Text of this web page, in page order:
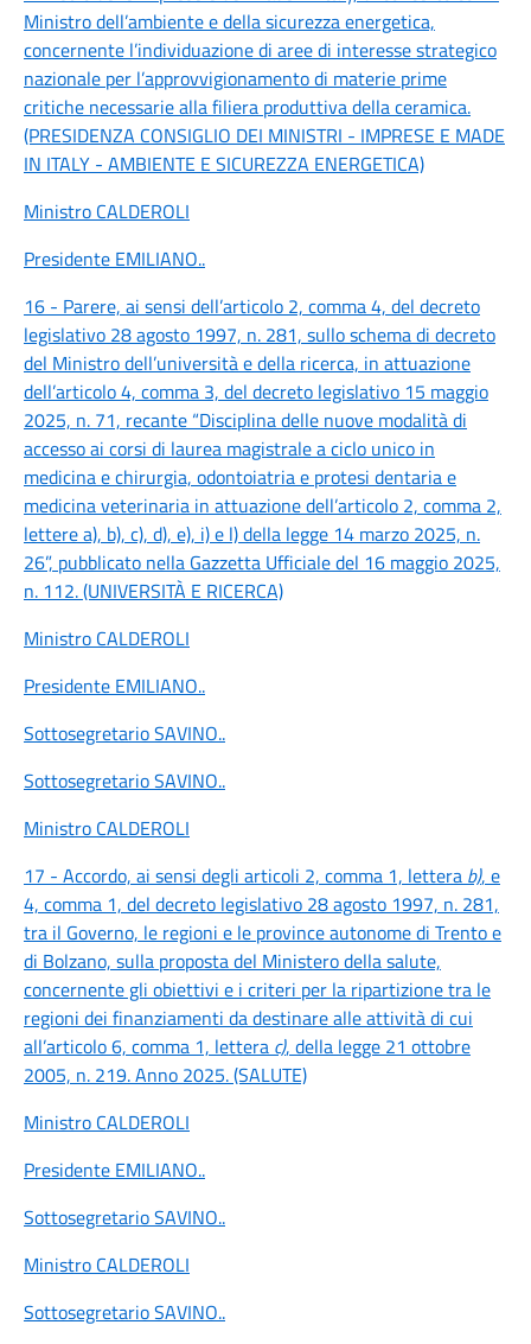
Ministro dell’ambiente e della sicurezza energetica,
concernente l’individuazione di aree di interesse strategico
nazionale per l’approvvigionamento di materie prime
critiche necessarie alla filiera produttiva della ceramica.
(PRESIDENZA CONSIGLIO DEI MINISTRI - IMPRESE E MADE
IN ITALY - AMBIENTE E SICUREZZA ENERGETICA)
Ministro CALDEROLI
Presidente EMILIANO..
16 - Parere, ai sensi dell’articolo 2, comma 4, del decreto
legislativo 28 agosto 1997, n. 281, sullo schema di decreto
del Ministro dell’università e della ricerca, in attuazione
dell’articolo 4, comma 3, del decreto legislativo 15 maggio
2025, n. 71, recante “Disciplina delle nuove modalità di
accesso ai corsi di laurea magistrale a ciclo unico in
medicina e chirurgia, odontoiatria e protesi dentaria e
medicina veterinaria in attuazione dell’articolo 2, comma 2,
lettere a), b), c), d), e), i) e l) della legge 14 marzo 2025, n.
26”, pubblicato nella Gazzetta Ufficiale del 16 maggio 2025,
n. 112. (UNIVERSITÀ E RICERCA)
Ministro CALDEROLI
Presidente EMILIANO..
Sottosegretario SAVINO..
Sottosegretario SAVINO..
Ministro CALDEROLI
17 - Accordo, ai sensi degli articoli 2, comma 1, lettera b), e
4, comma 1, del decreto legislativo 28 agosto 1997, n. 281,
tra il Governo, le regioni e le province autonome di Trento e
di Bolzano, sulla proposta del Ministero della salute,
concernente gli obiettivi e i criteri per la ripartizione tra le
regioni dei finanziamenti da destinare alle attività di cui
all’articolo 6, comma 1, lettera c), della legge 21 ottobre
2005, n. 219. Anno 2025. (SALUTE)
Ministro CALDEROLI
Presidente EMILIANO..
Sottosegretario SAVINO..
Ministro CALDEROLI
Sottosegretario SAVINO..